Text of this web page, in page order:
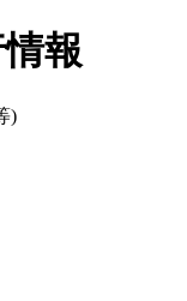
報
)